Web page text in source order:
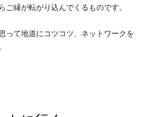
ご縁が転がり込んでくるものです。
って地道にコツコツ、ネットワークを